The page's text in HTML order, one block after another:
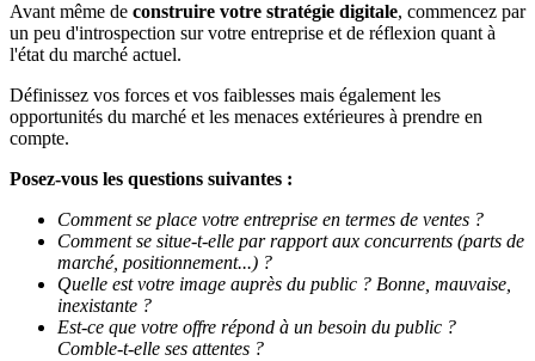
Avant même de construire votre stratégie digitale, commencez par
un peu d'introspection sur votre entreprise et de réflexion quant à
l'état du marché actuel.
Définissez vos forces et vos faiblesses mais également les
opportunités du marché et les menaces extérieures à prendre en
compte.
Posez-vous les questions suivantes :
Comment se place votre entreprise en termes de ventes ?
Comment se situe-t-elle par rapport aux concurrents (parts de
marché, positionnement...) ?
Quelle est votre image auprès du public ? Bonne, mauvaise,
inexistante ?
Est-ce que votre offre répond à un besoin du public ?
Comble-t-elle ses attentes ?